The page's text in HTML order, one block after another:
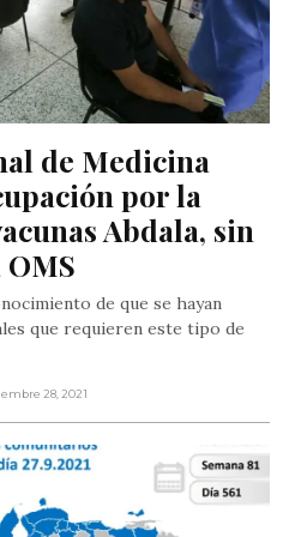
de Medicina
por la
Abdala, sin
de que se hayan
que requieren este tipo de
28, 2021